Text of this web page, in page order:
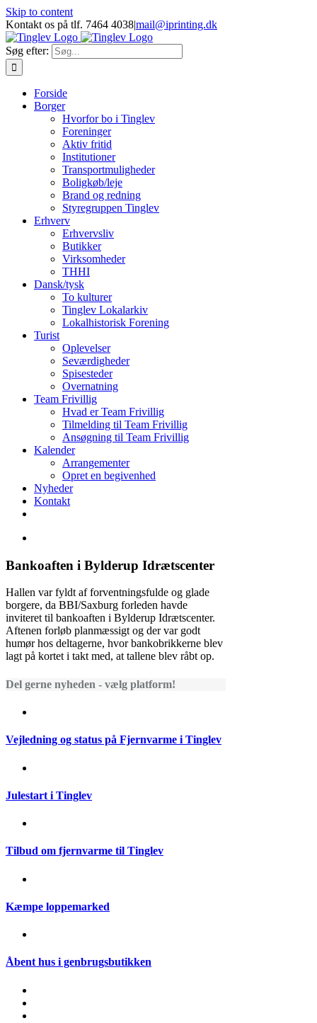
Skip to content
Kontakt os på tlf. 7464 4038|mail@iprinting.dk
Søg efter:
Forside
Borger
Hvorfor bo i Tinglev
Foreninger
Aktiv fritid
Institutioner
Transportmuligheder
Boligkøb/leje
Brand og redning
Styregruppen Tinglev
Erhverv
Erhvervsliv
Butikker
Virksomheder
THHI
Dansk/tysk
To kulturer
Tinglev Lokalarkiv
Lokalhistorisk Forening
Turist
Oplevelser
Seværdigheder
Spisesteder
Overnatning
Team Frivillig
Hvad er Team Frivillig
Tilmelding til Team Frivillig
Ansøgning til Team Frivillig
Kalender
Arrangementer
Opret en begivenhed
Nyheder
Kontakt
Bankoaften i Bylderup Idrætscenter
Hallen var fyldt af forventningsfulde og glade
borgere, da BBI/Saxburg forleden havde
inviteret til bankoaften i Bylderup Idrætscenter.
Aftenen forløb planmæssigt og der var godt
humør hos deltagerne, hvor bankobrikkerne blev
lagt på kortet i takt med, at tallene blev råbt op.
Del gerne nyheden - vælg platform!
Vejledning og status på Fjernvarme i Tinglev
Julestart i Tinglev
Tilbud om fjernvarme til Tinglev
Kæmpe loppemarked
Åbent hus i genbrugsbutikken